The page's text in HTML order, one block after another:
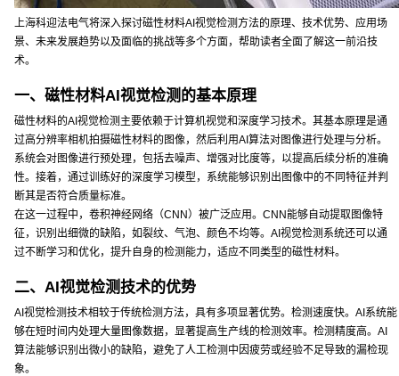
上海科迎法电气将深入探讨磁性材料AI视觉检测方法的原理、技术优势、应用场
景、未来发展趋势以及面临的挑战等多个方面，帮助读者全面了解这一前沿技
术。
一、磁性材料AI视觉检测的基本原理
磁性材料的AI视觉检测主要依赖于计算机视觉和深度学习技术。其基本原理是通
过高分辨率相机拍摄磁性材料的图像，然后利用AI算法对图像进行处理与分析。
系统会对图像进行预处理，包括去噪声、增强对比度等，以提高后续分析的准确
性。接着，通过训练好的深度学习模型，系统能够识别出图像中的不同特征并判
断其是否符合质量标准。
在这一过程中，卷积神经网络（CNN）被广泛应用。CNN能够自动提取图像特
征，识别出细微的缺陷，如裂纹、气泡、颜色不均等。AI视觉检测系统还可以通
过不断学习和优化，提升自身的检测能力，适应不同类型的磁性材料。
二、AI视觉检测技术的优势
AI视觉检测技术相较于传统检测方法，具有多项显著优势。检测速度快。AI系统能
够在短时间内处理大量图像数据，显著提高生产线的检测效率。检测精度高。AI
算法能够识别出微小的缺陷，避免了人工检测中因疲劳或经验不足导致的漏检现
象。